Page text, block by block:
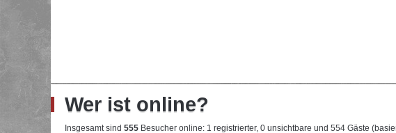
Wer ist online?
Insgesamt sind 555 Besucher online: 1 registrierter, 0 unsichtbare und 554 Gäste